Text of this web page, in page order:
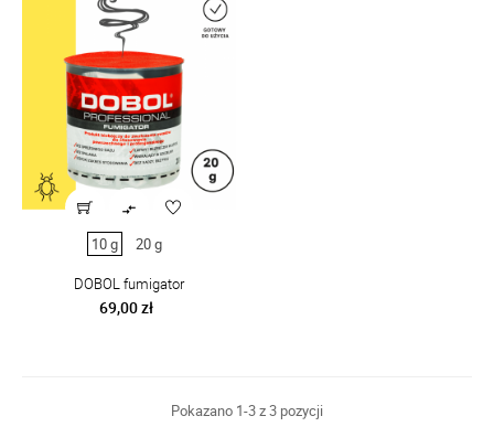

10 g
20 g
DOBOL fumigator
Cena
69,00 zł
Pokazano 1-3 z 3 pozycji